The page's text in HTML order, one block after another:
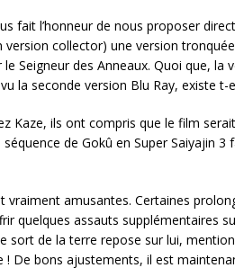
fait l’honneur de nous proposer
version collector) une version
Seigneur des Anneaux. Quoi que, la
la seconde version Blu Ray, existe t-
Kaze, ils ont compris que le film
de Gokû en Super Saiyajin
vraiment amusantes. Certaines
quelques assauts supplémentaires
sort de la terre repose sur lui,
! De bons ajustements, il est